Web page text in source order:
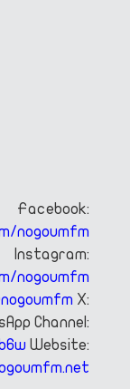
Facebook:
nogoumfm
Instagram:
nogoumfm
X:
Channel:
Website: